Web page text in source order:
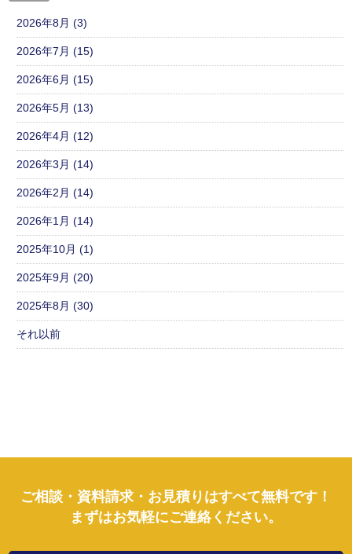
2026年8月 (3)
2026年7月 (15)
2026年6月 (15)
2026年5月 (13)
2026年4月 (12)
2026年3月 (14)
2026年2月 (14)
2026年1月 (14)
2025年10月 (1)
2025年9月 (20)
2025年8月 (30)
それ以前
ご相談・資料請求・お見積りはすべて無料です！
まずはお気軽にご連絡ください。